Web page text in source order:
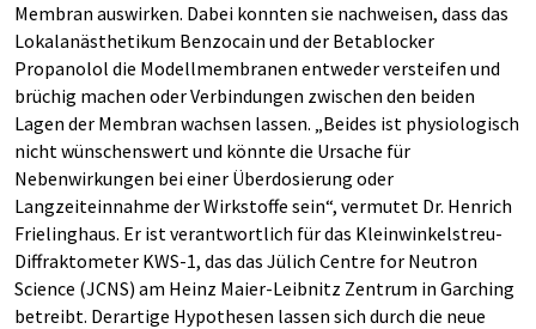
Membran auswirken. Dabei konnten sie nachweisen, dass das
Lokalanästhetikum Benzocain und der Betablocker
Propanolol die Modellmembranen entweder versteifen und
brüchig machen oder Verbindungen zwischen den beiden
Lagen der Membran wachsen lassen. „Beides ist physiologisch
nicht wünschenswert und könnte die Ursache für
Nebenwirkungen bei einer Überdosierung oder
Langzeiteinnahme der Wirkstoffe sein“, vermutet Dr. Henrich
Frielinghaus. Er ist verantwortlich für das Kleinwinkelstreu-
Diffraktometer KWS-1, das das Jülich Centre for Neutron
Science (JCNS) am Heinz Maier-Leibnitz Zentrum in Garching
betreibt. Derartige Hypothesen lassen sich durch die neue